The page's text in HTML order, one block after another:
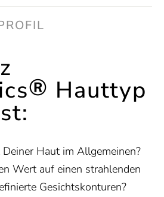
® Hauttyp
Haut im Allgemeinen?
Wert auf einen strahlenden
Gesichtskonturen?